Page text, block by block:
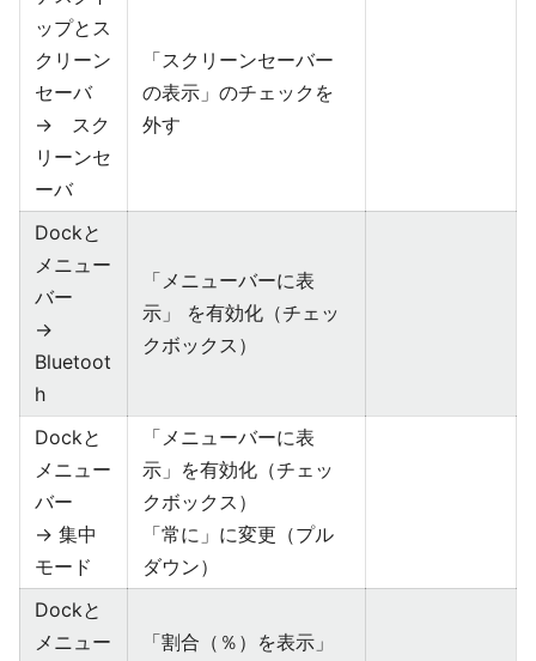
ップとス
クリーン
セーバ
→ スク
リーンセ
ーバ
「スクリーンセーバー
の表示」のチェックを
外す
Dockと
メニュー
バー
→
Bluetoot
h
「メニューバーに表
示」 を有効化（チェッ
クボックス）
Dockと
メニュー
バー
→ 集中
モード
「メニューバーに表
示」を有効化（チェッ
クボックス）
「常に」に変更（プル
ダウン）
Dockと
メニュー
「割合（％）を表示」